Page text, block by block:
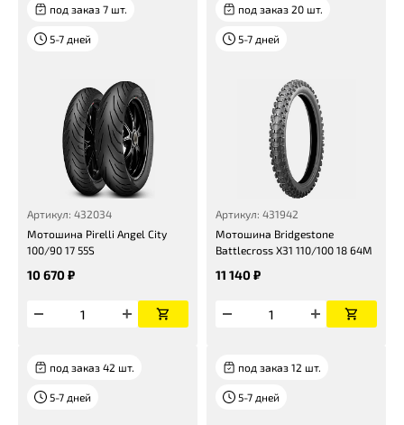
под заказ 7 шт.
5-7 дней
Артикул: 432034
Мотошина Pirelli Angel City
100/90 17 55S
10 670 ₽
под заказ 20 шт.
5-7 дней
Артикул: 431942
Мотошина Bridgestone
Battlecross X31 110/100 18 64M
11 140 ₽
под заказ 42 шт.
5-7 дней
под заказ 12 шт.
5-7 дней